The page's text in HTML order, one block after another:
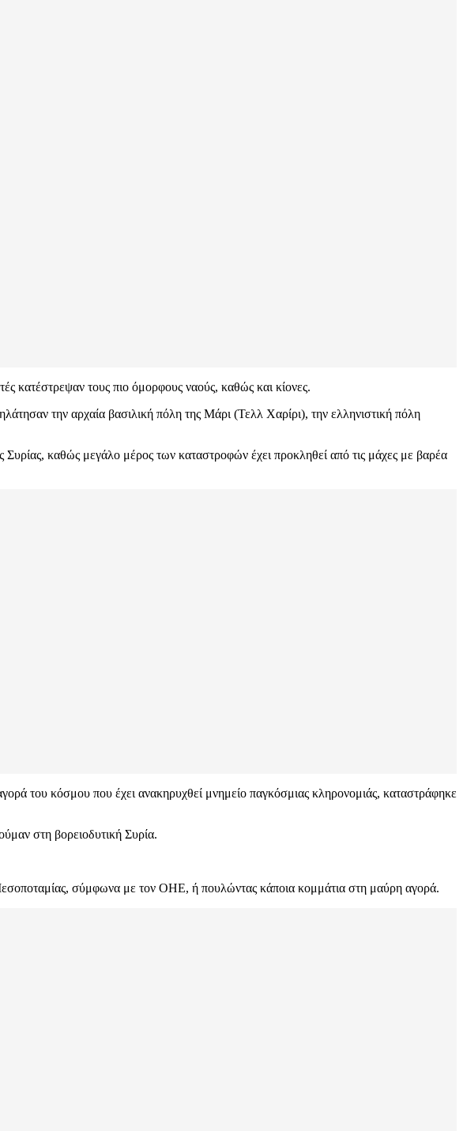
κατέστρεψαν τους πιο όμορφους ναούς, καθώς και κίονες.
την αρχαία βασιλική πόλη της Μάρι (Τελλ Χαρίρι), την ελληνιστική πόλη
Συρίας, καθώς μεγάλο μέρος των καταστροφών έχει προκληθεί από τις μάχες με βαρέα
του κόσμου που έχει ανακηρυχθεί μνημείο παγκόσμιας κληρονομιάς, καταστράφηκε
στη βορειοδυτική Συρία.
σύμφωνα με τον ΟΗΕ, ή πουλώντας κάποια κομμάτια στη μαύρη αγορά.